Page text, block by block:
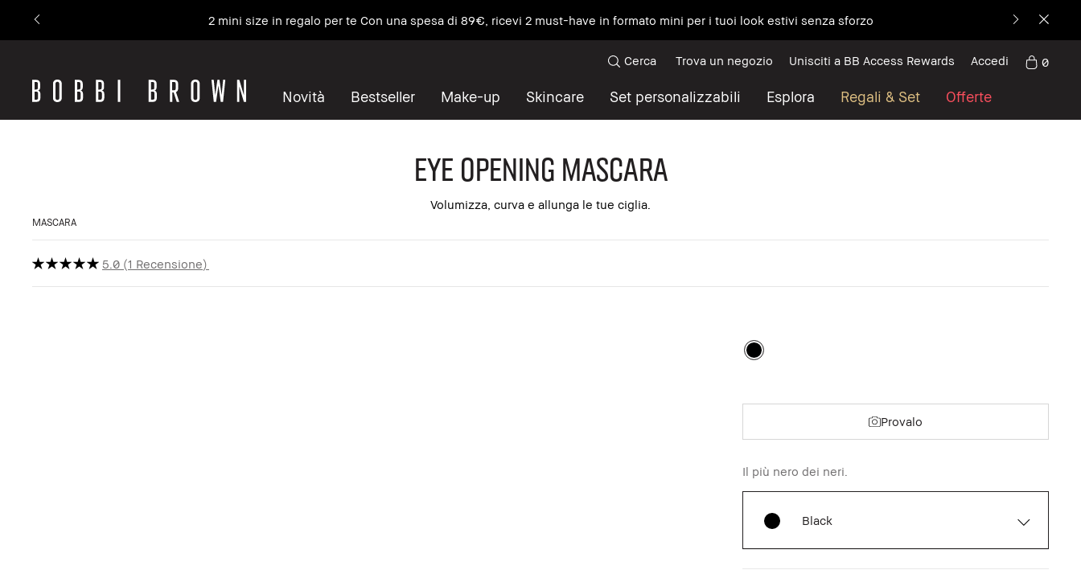
2 mini size in regalo per te Con una spesa di 89€, ricevi 2 must-have in formato mini per i tuoi look estivi senza sforzo
Novità Bestseller Make-up Skincare Set personalizzabili Esplora Regali & Set Offerte
Cerca Trova un negozio Unisciti a BB Access Rewards Accedi 0
Eye Opening Mascara
Volumizza, curva e allunga le tue ciglia.
MASCARA
5.0 1 Recensione
Provalo
Il più nero dei neri.
Black